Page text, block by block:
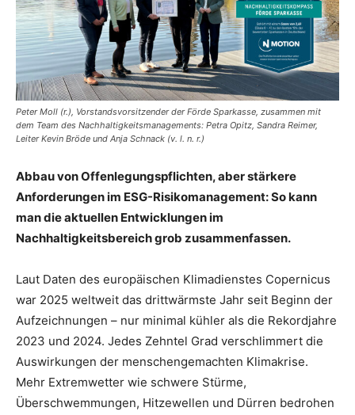
Peter Moll (r.), Vorstandsvorsitzender der Förde Sparkasse, zusammen mit
dem Team des Nachhaltigkeitsmanagements: Petra Opitz, Sandra Reimer,
Leiter Kevin Bröde und Anja Schnack (v. l. n. r.)
Abbau von Offenlegungspflichten, aber stärkere
Anforderungen im ESG-Risikomanagement: So kann
man die aktuellen Entwicklungen im
Nachhaltigkeitsbereich grob zusammenfassen.
Laut Daten des europäischen Klimadienstes Copernicus
war 2025 weltweit das drittwärmste Jahr seit Beginn der
Aufzeichnungen – nur minimal kühler als die Rekordjahre
2023 und 2024. Jedes Zehntel Grad verschlimmert die
Auswirkungen der menschengemachten Klimakrise.
Mehr Extremwetter wie schwere Stürme,
Überschwemmungen, Hitzewellen und Dürren bedrohen